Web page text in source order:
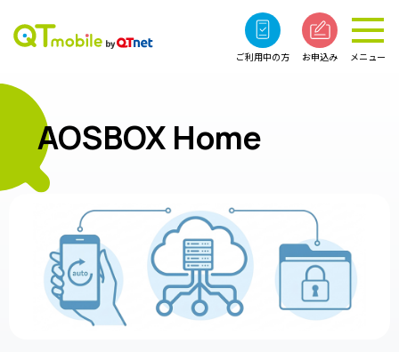
ご利用中の方 お申込み メニュー
AOSBOX Home